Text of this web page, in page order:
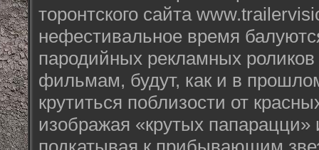
торонтского сайта
нефестивальное время
пародийных рекламных
фильмам, будут, как и в
крутиться поблизости от
изображая «крутых